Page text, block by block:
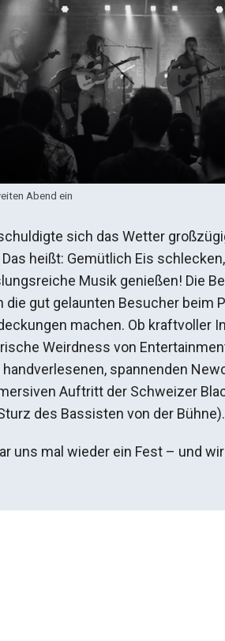
Abend ein
sich das Wetter
heißt: Gemütlich Eis
Musik genießen! Die
gut gelaunten Besucher beim
machen. Ob kraftvoller
Weirdness von
handverlesenen, spannenden
Auftritt der Schweizer
des Bassisten von der Bühne).
uns mal wieder ein Fest – und